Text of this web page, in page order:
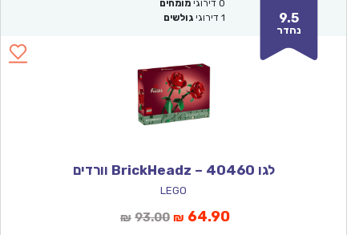
9.5
נהדר
0 דירוגי מומחים
1 דירוגי גולשים
לגו 40460 – BrickHeadz וורדים
LEGO
₪ 93.00המחיר
₪ 64.90המחיר